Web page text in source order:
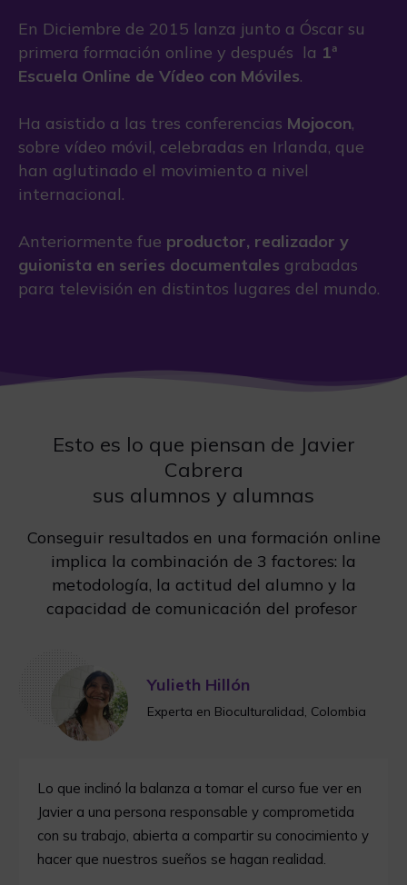
En Diciembre de 2015 lanza junto a Óscar su
primera formación online y después la 1ª
Escuela Online de Vídeo con Móviles.
Ha asistido a las tres conferencias Mojocon,
sobre vídeo móvil, celebradas en Irlanda, que
han aglutinado el movimiento a nivel
internacional.
Anteriormente fue productor, realizador y
guionista en series documentales grabadas
para televisión en distintos lugares del mundo.
Esto es lo que piensan de Javier
Cabrera
sus alumnos y alumnas
Conseguir resultados en una formación online
implica la combinación de 3 factores: la
metodología, la actitud del alumno y la
capacidad de comunicación del profesor
Yulieth Hillón
Experta en Bioculturalidad, Colombia
Lo que inclinó la balanza a tomar el curso fue ver en
Javier a una persona responsable y comprometida
con su trabajo, abierta a compartir su conocimiento y
hacer que nuestros sueños se hagan realidad.